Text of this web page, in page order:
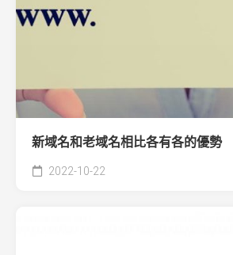
新域名和老域名相比各有各的優勢
2022-10-22